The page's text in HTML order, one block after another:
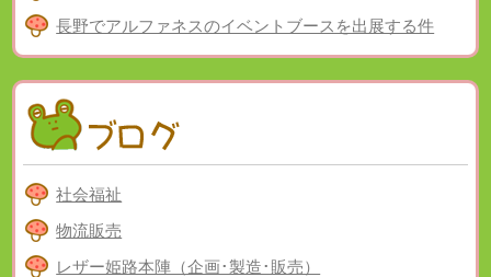
長野でアルファネスのイベントブースを出展する件
社会福祉
物流販売
レザー姫路本陣（企画･製造･販売）